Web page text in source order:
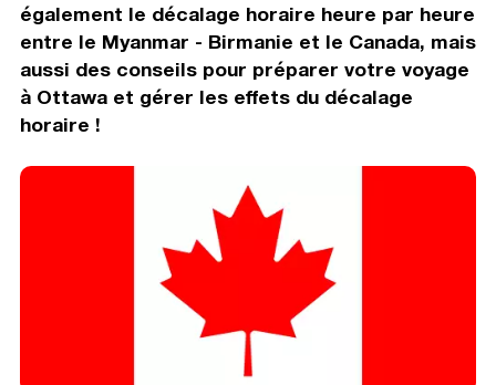
également le décalage horaire heure par heure
entre le Myanmar - Birmanie et le Canada, mais
aussi des conseils pour préparer votre voyage
à Ottawa et gérer les effets du décalage
horaire !